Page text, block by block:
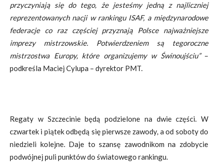
przyczyniają się do tego, że jesteśmy jedną z najliczniej
reprezentowanych nacji w rankingu ISAF, a międzynarodowe
federacje co raz częściej przyznają Polsce najważniejsze
imprezy mistrzowskie. Potwierdzeniem są tegoroczne
mistrzostwa Europy, które organizujemy w Świnoujściu”–
podkreśla Maciej Cylupa – dyrektor PMT.
Regaty w Szczecinie będą podzielone na dwie części. W
czwartek i piątek odbędą się pierwsze zawody, a od soboty do
niedzieli kolejne. Daje to szansę zawodnikom na zdobycie
podwójnej puli punktów do światowego rankingu.